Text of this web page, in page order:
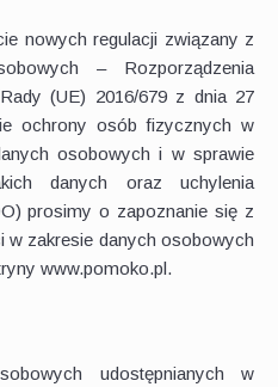
nowych regulacji związany z
– Rozporządzenia
(UE) 2016/679 z dnia 27
ochrony osób fizycznych w
osobowych i w sprawie
danych oraz uchylenia
prosimy o zapoznanie się z
w zakresie danych osobowych
www.pomoko.pl.
udostępnianych w